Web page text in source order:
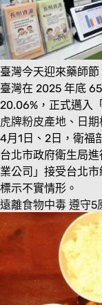
臺灣今天迎來藥師
臺灣在 2025 年底
20.06%，正式邁入
虎牌粉皮產地、日
4月 1 日、 2 日，衛福
台北市政府衛生局
業公司」接受台北
標示不實情形。
遠離食物中毒 遵守5